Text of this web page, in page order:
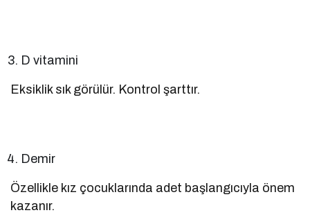
D vitamini
Eksiklik sık görülür. Kontrol şarttır.
Demir
Özellikle kız çocuklarında adet başlangıcıyla önem
kazanır.